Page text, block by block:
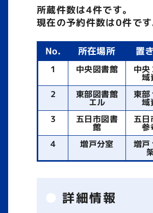
所蔵件数は4件です。
現在の予約件数は0件です
No. 所在場所 置
1 中央図書館 中央
域
2 東部図書館
エル
東部
域
3 五日市図書
館
五日
参
4 増戸分室 増戸
詳細情報